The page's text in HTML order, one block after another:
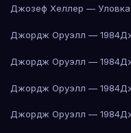
Джозеф Хеллер —
Джордж Оруэлл — 1984
Джордж Оруэлл — 1984
Джордж Оруэлл — 1984
Джордж Оруэлл — 1984